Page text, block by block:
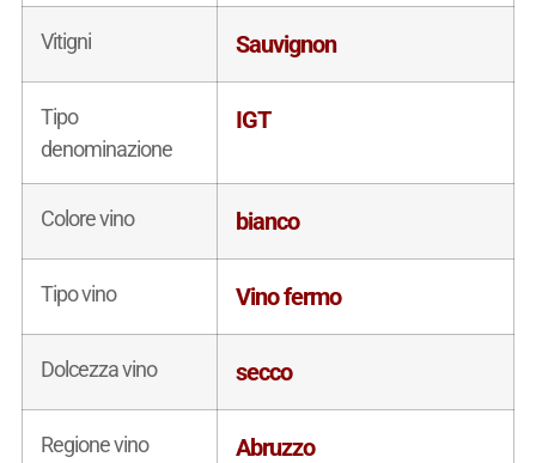
Vitigni Sauvignon
Tipo
denominazione
IGT
Colore vino bianco
Tipo vino Vino fermo
Dolcezza vino secco
Regione vino Abruzzo